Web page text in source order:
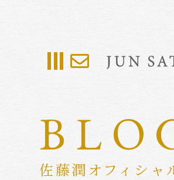
佐藤潤オフィシャ